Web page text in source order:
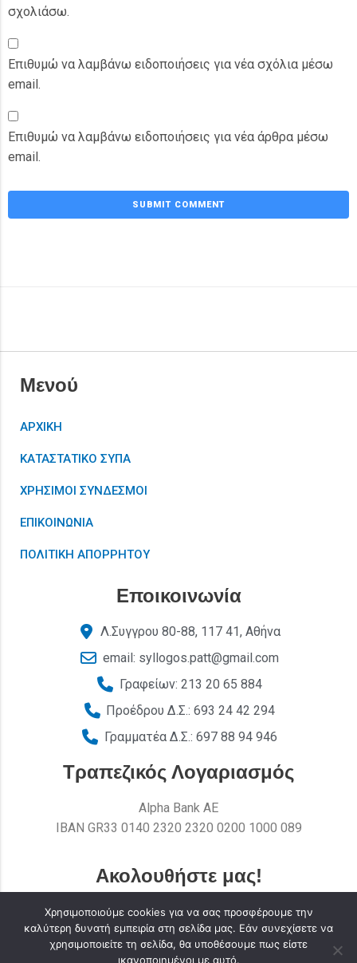
σχολιάσω.
Επιθυμώ να λαμβάνω ειδοποιήσεις για νέα σχόλια μέσω
email.
Επιθυμώ να λαμβάνω ειδοποιήσεις για νέα άρθρα μέσω
email.
Μενού
ΑΡΧΙΚΗ
ΚΑΤΑΣΤΑΤΙΚΟ ΣΥΠΑ
ΧΡΗΣΙΜΟΙ ΣΥΝΔΕΣΜΟΙ
ΕΠΙΚΟΙΝΩΝΙΑ
ΠΟΛΙΤΙΚΗ ΑΠΟΡΡΗΤΟΥ
Εποικοινωνία
Λ.Συγγρου 80-88, 117 41, Αθήνα
email: syllogos.patt@gmail.com
Γραφείων: 213 20 65 884
Προέδρου Δ.Σ.: 693 24 42 294
Γραμματέα Δ.Σ.: 697 88 94 946
Τραπεζικός Λογαριασμός
Alpha Bank AE
ΙΒΑΝ GR33 0140 2320 2320 0200 1000 089
Ακολουθήστε μας!
Χρησιμοποιούμε cookies για να σας προσφέρουμε την
καλύτερη δυνατή εμπειρία στη σελίδα μας. Εάν συνεχίσετε να
χρησιμοποιείτε τη σελίδα, θα υποθέσουμε πως είστε
ικανοποιημένοι με αυτό.